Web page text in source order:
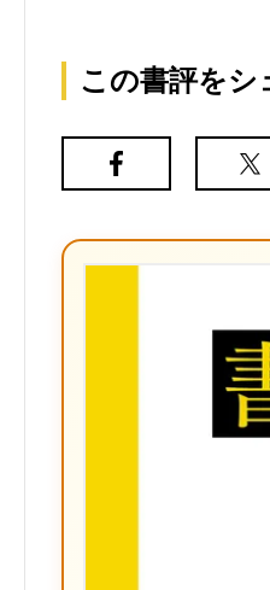
この書評をシ
Facebook
X（